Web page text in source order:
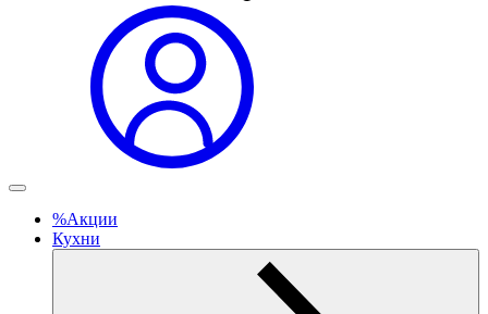
%Акции
Кухни